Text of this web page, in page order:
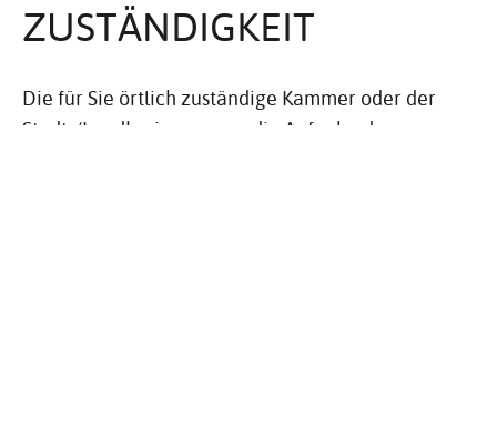
ZUSTÄN­DIG­KEIT
Die für Sie örtlich zuständige Kammer oder der
Stadt-/Landkreis, wenn er die Aufgabe des